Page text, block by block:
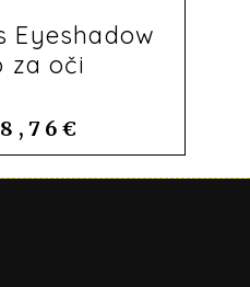
Eyeshadow
za oči
8,76 €